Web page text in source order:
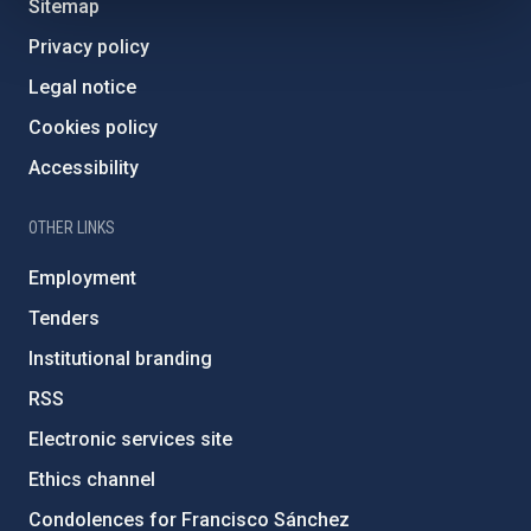
Sitemap
Privacy policy
Legal notice
Cookies policy
Accessibility
OTHER LINKS
Employment
Tenders
Institutional branding
RSS
Electronic services site
Ethics channel
Condolences for Francisco Sánchez